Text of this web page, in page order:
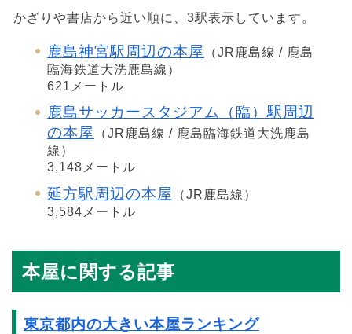
かざりや書店から近い順に、3駅表示しています。
鹿島神宮駅周辺の本屋
（JR鹿島線 / 鹿島
臨海鉄道大洗鹿島線）
621メートル
鹿島サッカースタジアム（臨）駅周辺
の本屋
（JR鹿島線 / 鹿島臨海鉄道大洗鹿島
線）
3,148メートル
延方駅周辺の本屋
（JR鹿島線）
3,584メートル
本屋に関する記事
東京都内の大きい本屋ランキング